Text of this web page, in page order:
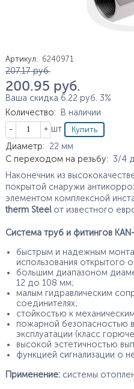
Артикул: 6240971
Цена
207.17 руб.
200.95 руб.
Ваша скидка 6.22 руб. 3%
Количество:
В наличии
Кол-во
шт
Характеристики
Диаметр: 22 мм
С переходом на резьбу: 3/4
Наконечник из
покрытой снаружи
элементом комплексной
therm Steel от известного
Система труб и фитингов
быстрым и надежным
использования открытого
большим диапазоном
12 до 108 мм;
малым гидравлическим
соединителях;
стойкостью к
пожарной безопасностью
эксплуатации (класс
высокой эстетичностью
функцией сигнализации о
Применение: системы